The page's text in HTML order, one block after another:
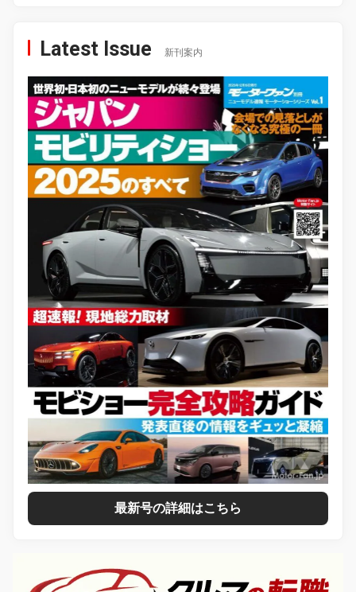
Latest Issue 新刊案内
最新号の詳細はこちら